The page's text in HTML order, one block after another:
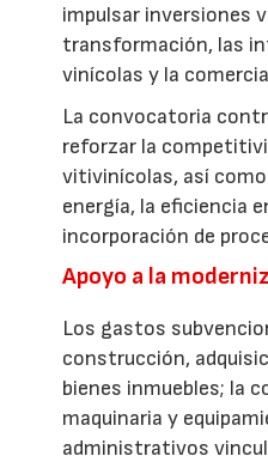
impulsar inversiones
transformación, las
vinícolas y la
La convocatoria
reforzar la
vitivinícolas, así
energía, la eficiencia
incorporación de
Apoyo a la
Los gastos
construcción,
bienes inmuebles; la
maquinaria y
administrativos